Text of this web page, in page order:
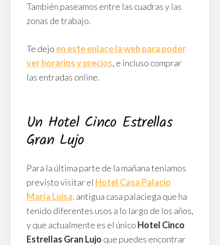
También paseamos entre las cuadras y las
zonas de trabajo.
Te dejo en este enlace la web para poder
ver horarios y precios, e incluso comprar
las entradas online.
Un Hotel Cinco Estrellas
Gran Lujo
Para la última parte de la mañana teníamos
previsto visitar el Hotel Casa Palacio
María Luisa,antigua casa palaciega que ha
tenido diferentes usos a lo largo de los años,
y que actualmente es el único Hotel Cinco
Estrellas Gran Lujo que puedes encontrar